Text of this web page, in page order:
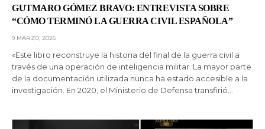
GUTMARO GÓMEZ BRAVO: ENTREVISTA SOBRE
“CÓMO TERMINÓ LA GUERRA CIVIL ESPAÑOLA”
9 MARZO, 2026
«Este libro reconstruye la historia del final de la guerra civil a
través de una operación de inteligencia militar. La mayor parte
de la documentación utilizada nunca ha estado accesible a la
investigación. En 2020, el Ministerio de Defensa transfirió…